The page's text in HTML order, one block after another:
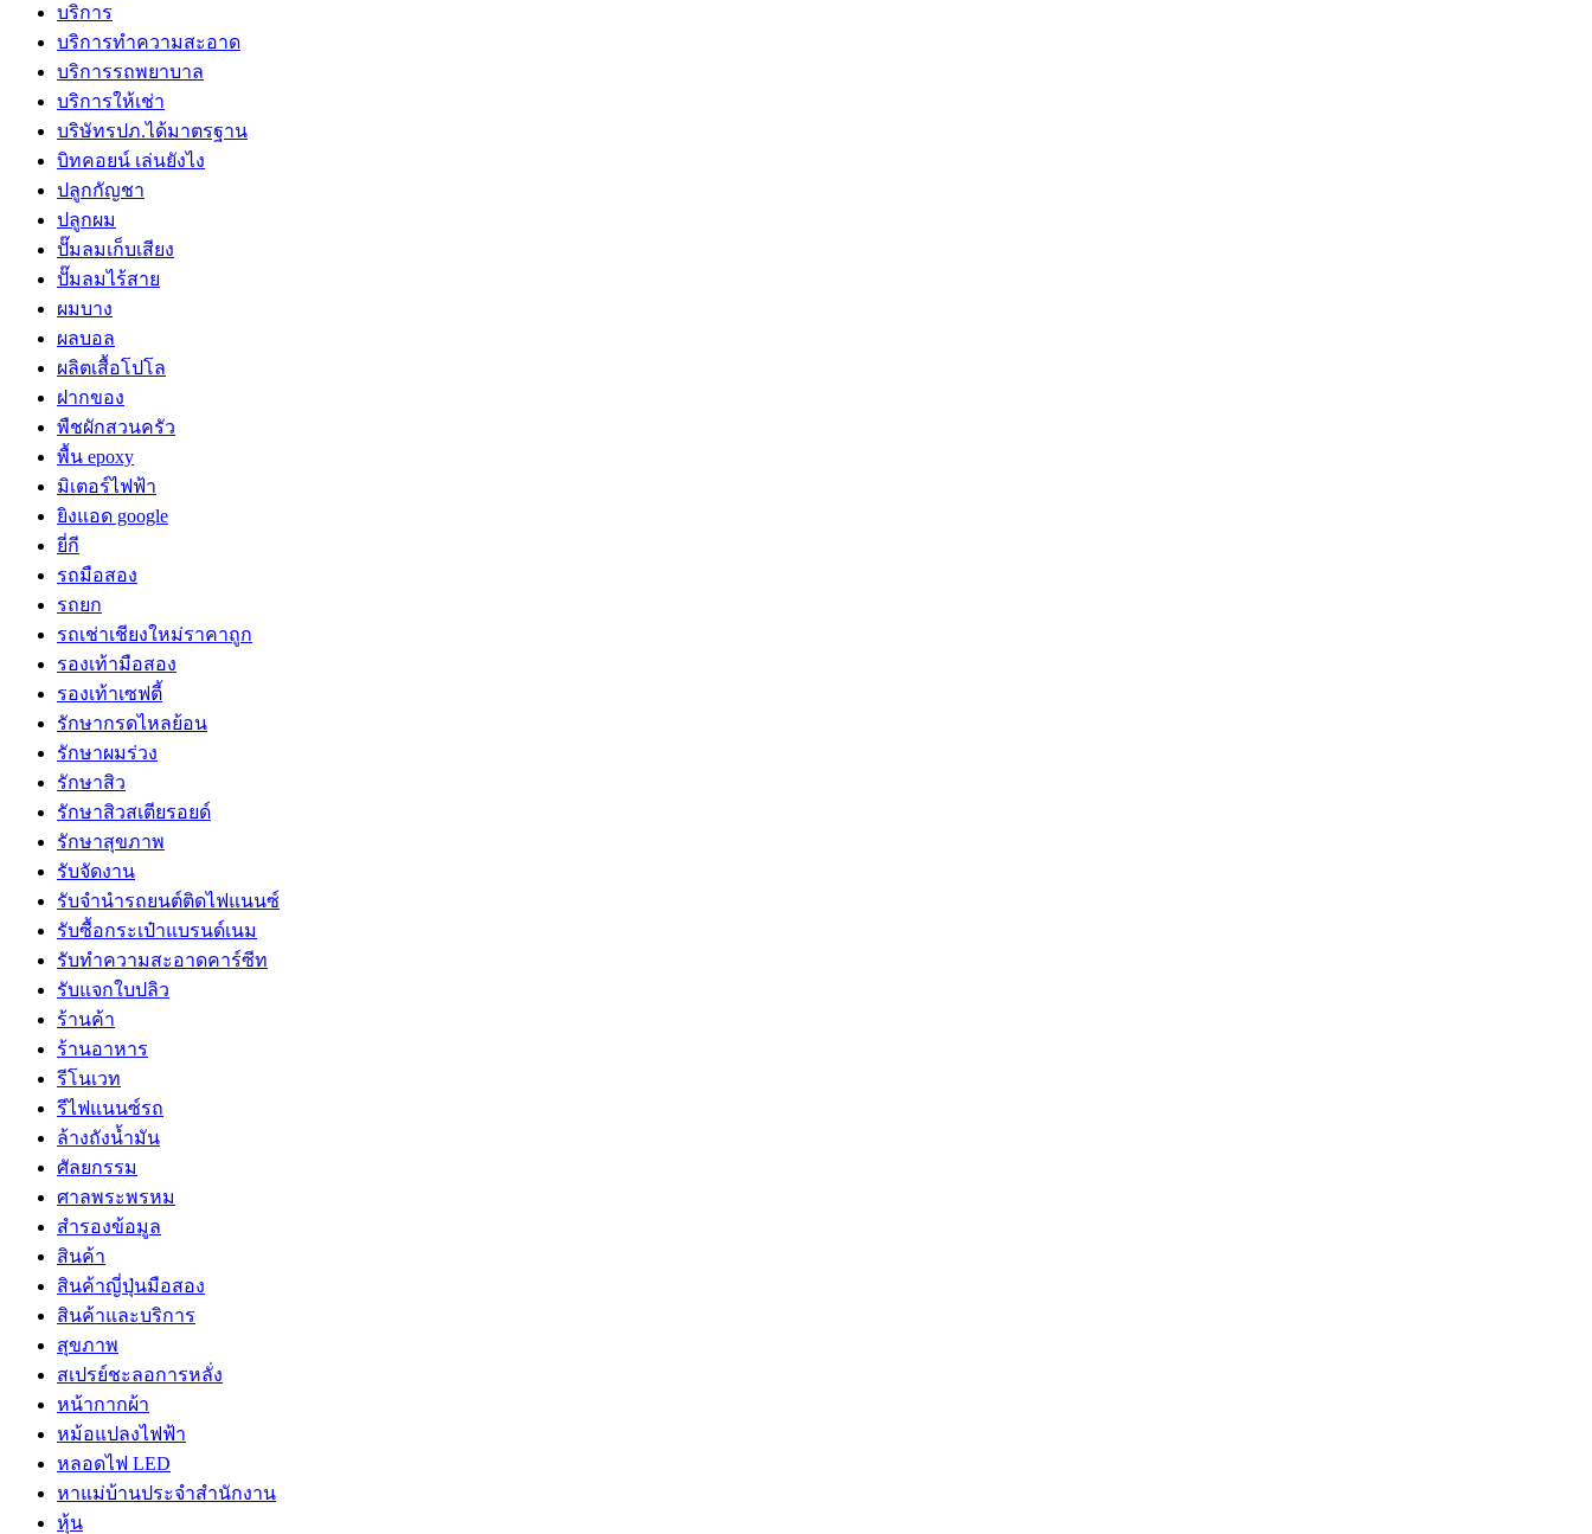
บริการ
บริการทำความสะอาด
บริการรถพยาบาล
บริการให้เช่า
บริษัทรปภ.ได้มาตรฐาน
บิทคอยน์ เล่นยังไง
ปลูกกัญชา
ปลูกผม
ปั๊มลมเก็บเสียง
ปั๊มลมไร้สาย
ผมบาง
ผลบอล
ผลิตเสื้อโปโล
ฝากของ
พืชผักสวนครัว
พื้น epoxy
มิเตอร์ไฟฟ้า
ยิงแอด google
ยี่กี
รถมือสอง
รถยก
รถเช่าเชียงใหม่ราคาถูก
รองเท้ามือสอง
รองเท้าเซฟตี้
รักษากรดไหลย้อน
รักษาผมร่วง
รักษาสิว
รักษาสิวสเตียรอยด์
รักษาสุขภาพ
รับจัดงาน
รับจํานํารถยนต์ติดไฟแนนซ์
รับซื้อกระเป๋าแบรนด์เนม
รับทำความสะอาดคาร์ซีท
รับแจกใบปลิว
ร้านค้า
ร้านอาหาร
รีโนเวท
รีไฟแนนซ์รถ
ล้างถังน้ำมัน
ศัลยกรรม
ศาลพระพรหม
สำรองข้อมูล
สินค้า
สินค้าญี่ปุ่นมือสอง
สินค้าและบริการ
สุขภาพ
สเปรย์ชะลอการหลั่ง
หน้ากากผ้า
หม้อแปลงไฟฟ้า
หลอดไฟ LED
หาแม่บ้านประจำสำนักงาน
หุ้น